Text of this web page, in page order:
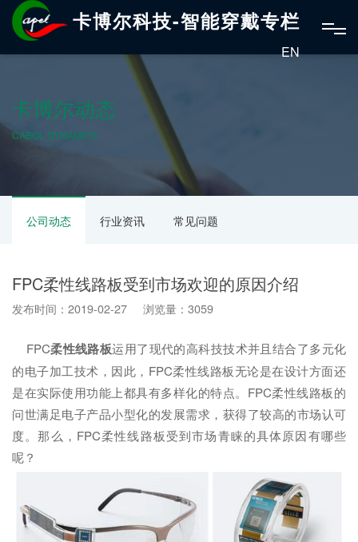
卡博尔科技-智能穿戴专栏
EN
卡博尔动态
CABOL DYNAMICS
公司动态 行业资讯 常见问题
FPC柔性线路板受到市场欢迎的原因介绍
发布时间：2019-02-27 浏览量：3059
FPC柔性线路板运用了现代的高科技技术并且结合了多元化
的电子加工技术，因此，FPC柔性线路板无论是在设计方面还
是在实际使用功能上都具有多样化的特点。FPC柔性线路板的
问世满足电子产品小型化的发展需求，获得了较高的市场认可
度。那么，FPC柔性线路板受到市场青睐的具体原因有哪些
呢？